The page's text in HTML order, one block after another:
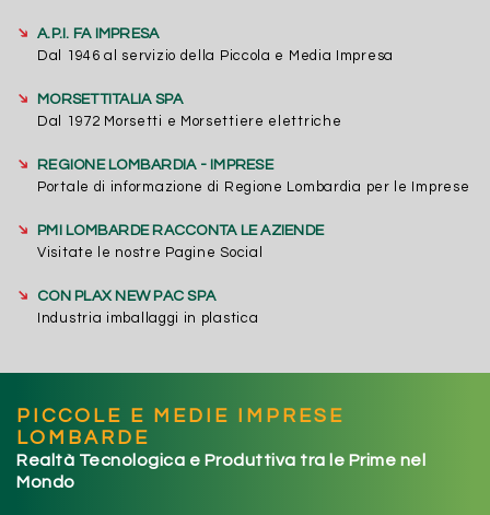
➔
A.P.I. FA IMPRESA
Dal 1946 al servizio della Piccola e Media Impresa
➔
MORSETTITALIA SPA
Dal 1972 Morsetti e Morsettiere elettriche
➔
REGIONE LOMBARDIA - IMPRESE
Portale di informazione di Regione Lombardia per le Imprese
➔
PMI LOMBARDE RACCONTA LE AZIENDE
Visitate le nostre Pagine Social
➔
CON PLAX NEW PAC SPA
Industria imballaggi in plastica
PICCOLE E MEDIE IMPRESE
LOMBARDE
Realtà Tecnologica e Produttiva tra le Prime nel
Mondo